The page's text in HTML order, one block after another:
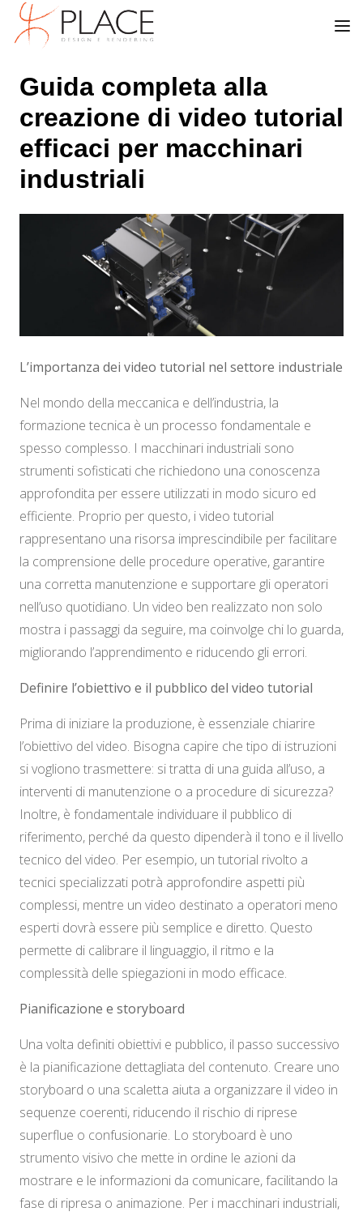
Guida completa alla
creazione di video tutorial
efficaci per macchinari
industriali
L’importanza dei video tutorial nel settore industriale
Nel mondo della meccanica e dell’industria, la
formazione tecnica è un processo fondamentale e
spesso complesso. I macchinari industriali sono
strumenti sofisticati che richiedono una conoscenza
approfondita per essere utilizzati in modo sicuro ed
efficiente. Proprio per questo, i video tutorial
rappresentano una risorsa imprescindibile per facilitare
la comprensione delle procedure operative, garantire
una corretta manutenzione e supportare gli operatori
nell’uso quotidiano. Un video ben realizzato non solo
mostra i passaggi da seguire, ma coinvolge chi lo guarda,
migliorando l’apprendimento e riducendo gli errori.
Definire l’obiettivo e il pubblico del video tutorial
Prima di iniziare la produzione, è essenziale chiarire
l’obiettivo del video. Bisogna capire che tipo di istruzioni
si vogliono trasmettere: si tratta di una guida all’uso, a
interventi di manutenzione o a procedure di sicurezza?
Inoltre, è fondamentale individuare il pubblico di
riferimento, perché da questo dipenderà il tono e il livello
tecnico del video. Per esempio, un tutorial rivolto a
tecnici specializzati potrà approfondire aspetti più
complessi, mentre un video destinato a operatori meno
esperti dovrà essere più semplice e diretto. Questo
permette di calibrare il linguaggio, il ritmo e la
complessità delle spiegazioni in modo efficace.
Pianificazione e storyboard
Una volta definiti obiettivi e pubblico, il passo successivo
è la pianificazione dettagliata del contenuto. Creare uno
storyboard o una scaletta aiuta a organizzare il video in
sequenze coerenti, riducendo il rischio di riprese
superflue o confusionarie. Lo storyboard è uno
strumento visivo che mette in ordine le azioni da
mostrare e le informazioni da comunicare, facilitando la
fase di ripresa o animazione. Per i macchinari industriali,